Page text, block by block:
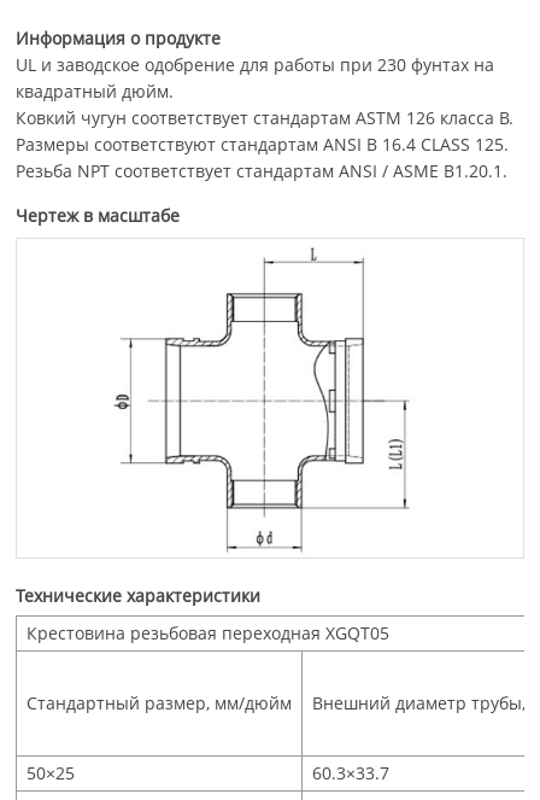
Информация о продукте
UL и заводское одобрение для работы при 230 фунтах на
квадратный дюйм.
Ковкий чугун соответствует стандартам ASTM 126 класса B.
Размеры соответствуют стандартам ANSI B 16.4 CLASS 125.
Резьба NPT соответствует стандартам ANSI / ASME B1.20.1.
Чертеж в масштабе
Технические характеристики
Крестовина резьбовая переходная XGQT05
Стандартный размер, мм/дюйм Внешний диаметр трубы,
50×25
60.3×33.7